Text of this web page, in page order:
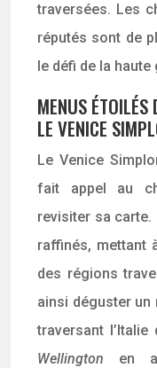
traversées. Les
réputés sont de
le défi de la
MENUS
LE VENICE
Le Venice
fait appel au
revisiter sa carte.
raffinés, mettant
des régions
ainsi déguster
traversant
Wellington en